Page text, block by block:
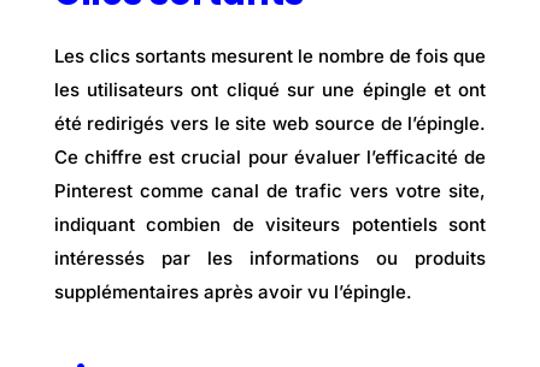
Les clics sortants mesurent le nombre de fois que
les utilisateurs ont cliqué sur une épingle et ont
été redirigés vers le site web source de l’épingle.
Ce chiffre est crucial pour évaluer l’efficacité de
Pinterest comme canal de trafic vers votre site,
indiquant combien de visiteurs potentiels sont
intéressés par les informations ou produits
supplémentaires après avoir vu l’épingle.